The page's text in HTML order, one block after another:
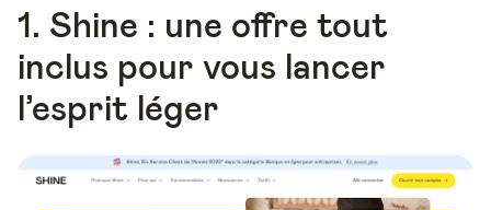
1. Shine : une offre tout
inclus pour vous lancer
l’esprit léger